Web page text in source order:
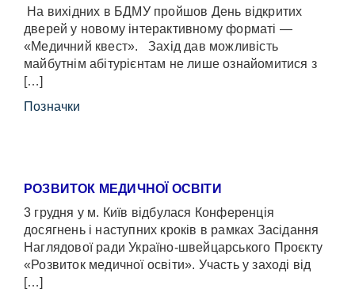
На вихідних в БДМУ пройшов День відкритих
дверей у новому інтерактивному форматі —
«Медичний квест». Захід дав можливість
майбутнім абітурієнтам не лише ознайомитися з
[…]
Позначки
РОЗВИТОК МЕДИЧНОЇ ОСВІТИ
3 грудня у м. Київ відбулася Конференція
досягнень і наступних кроків в рамках Засідання
Наглядової ради Україно-швейцарського Проєкту
«Розвиток медичної освіти». Участь у заході від
[…]